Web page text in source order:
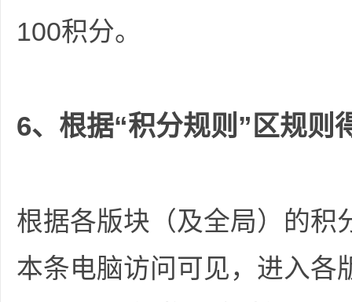
100积分。
6、根据“积分规则”区规则
根据各版块（及全局）的积
本条电脑访问可见，进入各